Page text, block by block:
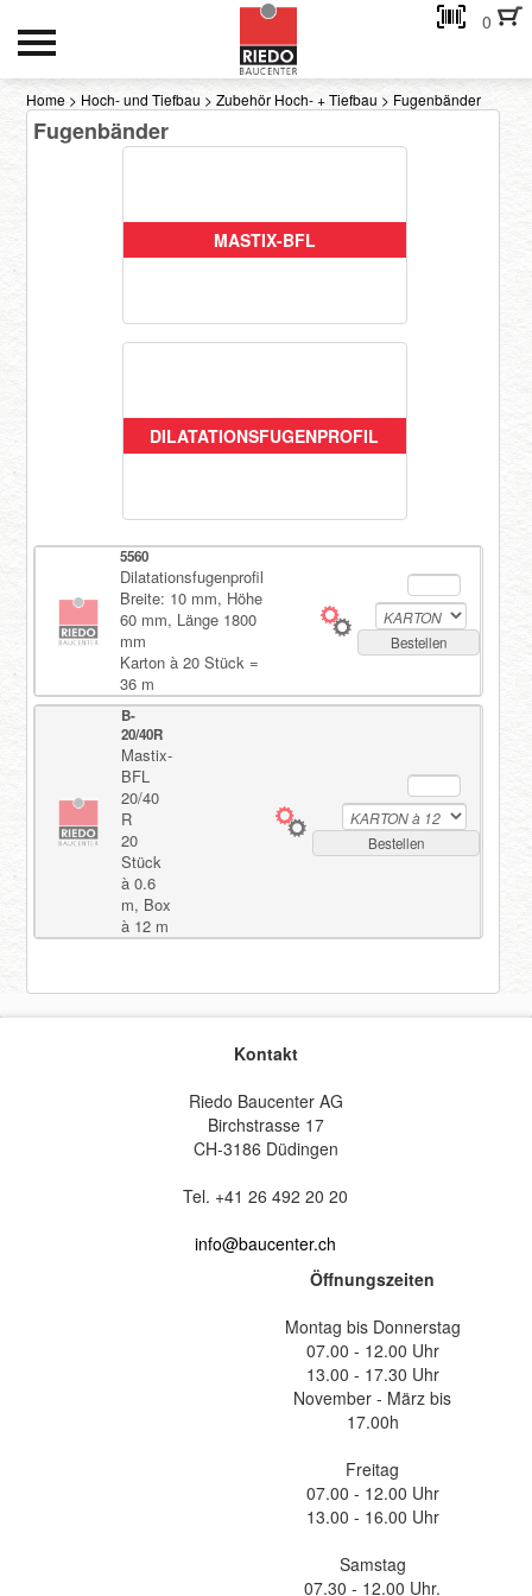
0
HOCH- UND TIEFBAU
INNENAUSBAU
Passwort anfordern
Registrieren
Home > Hoch- und Tiefbau >Zubehör Hoch- + Tiefbau > Fugenbänder
Fugenbänder
MASTIX-BFL
DILATATIONSFUGENPROFIL
5560
Dilatationsfugenprofil
Breite: 10 mm, Höhe
60 mm, Länge 1800
mm
Karton à 20 Stück =
36 m
Bestellen
B-
20/40R
Mastix-
BFL
20/40
R
20
Stück
à 0.6
m, Box
à 12 m
Bestellen
Kontakt
Riedo Baucenter AG
Birchstrasse 17
CH-3186 Düdingen
Tel. +41 26 492 20 20
info@baucenter.ch
Öffnungszeiten
Montag bis Donnerstag
07.00 - 12.00 Uhr
13.00 - 17.30 Uhr
November - März bis
17.00h
Freitag
07.00 - 12.00 Uhr
13.00 - 16.00 Uhr
Samstag
07.30 - 12.00 Uhr.